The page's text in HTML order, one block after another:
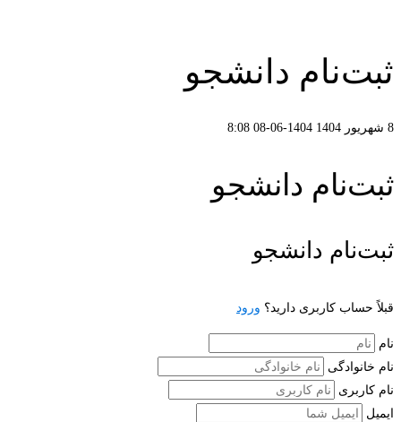
ثبت‌نام دانشجو
8 شهریور 1404 1404-06-08 8:08
ثبت‌نام دانشجو
ثبت‌نام دانشجو
قبلاً حساب کاربری دارید؟ ورود
نام
نام خانوادگی
نام کاربری
ایمیل